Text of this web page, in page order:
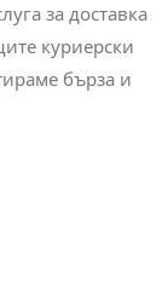
за доставка
куриерски
бърза и